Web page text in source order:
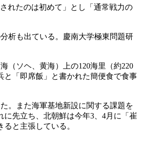
れたのは初めて」とし「通常戦力の
析も出ている。慶南大学極東問題研
（ソヘ、黄海）上の120海里（約220
と「即席飯」と書かれた簡便食で食事
。また海軍基地新設に関する課題を
先立ち、北朝鮮は今年3、4月に「崔
と主張している。